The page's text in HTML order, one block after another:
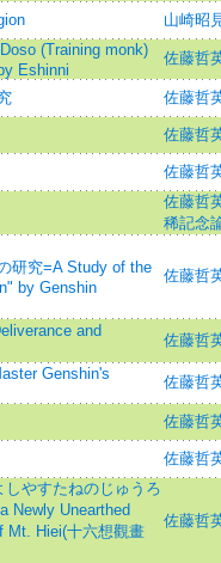
山崎昭
(Training monk)
Eshinni
佐藤哲
佐藤哲
佐藤哲
佐藤哲
佐藤哲
稀記念
研究=A Study of the
by Genshin
佐藤哲
and
佐藤哲
Genshin's
佐藤哲
佐藤哲
佐藤哲
やすたねのじゅうろ
Newly Unearthed
Mt. Hiei(十六想觀畫
佐藤哲